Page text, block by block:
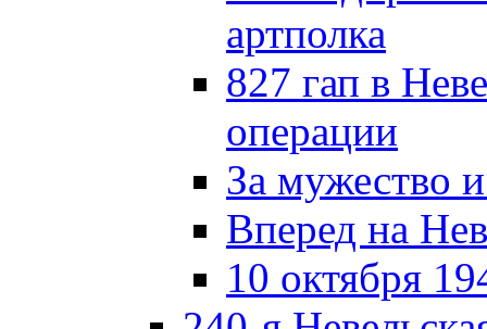
артполка
827 гап в
операции
За мужество
Вперед на
10 октября